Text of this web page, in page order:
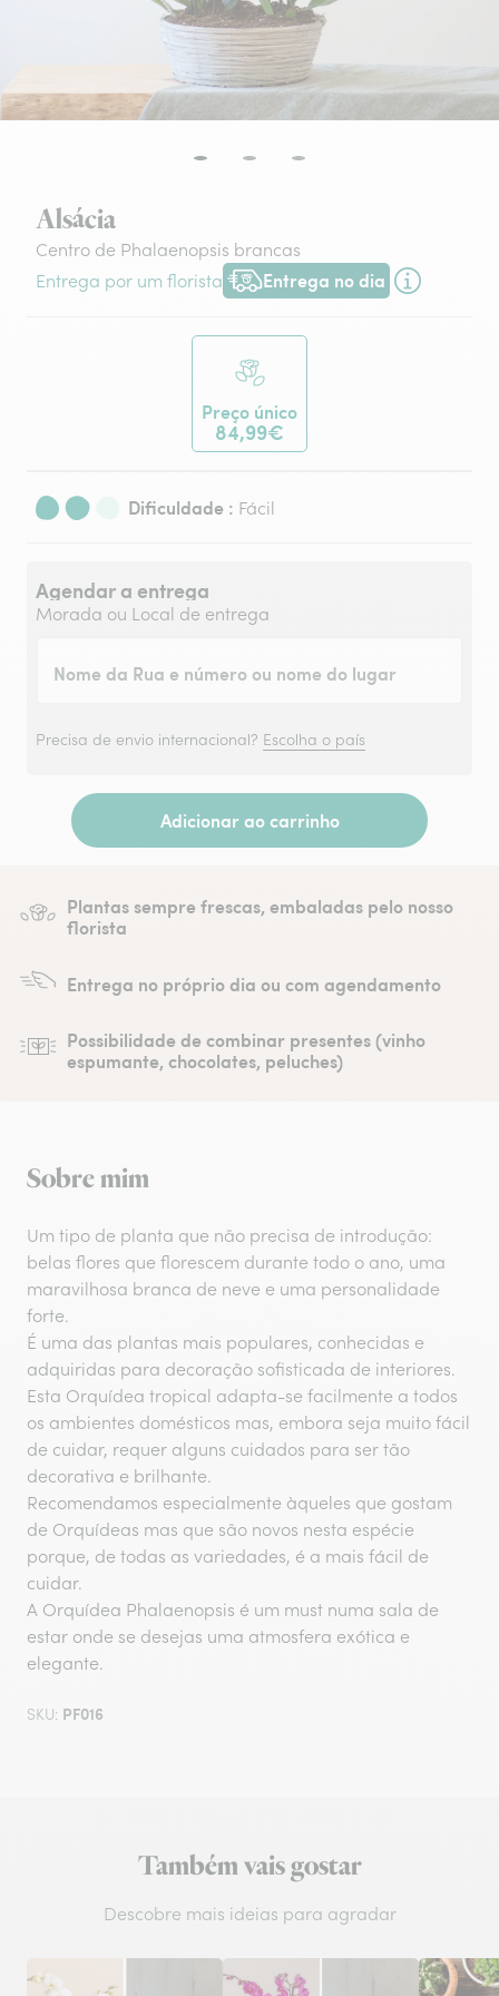
Alsácia
Centro de Phalaenopsis brancas
Entrega por um florista
Entrega no dia
Entrega hoje ou na data à tua
Preço único
84,99€
Dificuldade : Fácil
Agendar a entrega
Morada ou Local de entrega
Nome da Rua e número ou nome do lugar
Precisa de envio internacional? Escolha o país
Adicionar ao carrinho
Plantas sempre frescas, embaladas pelo nosso
florista
Entrega no próprio dia ou com agendamento
Possibilidade de combinar presentes (vinho
espumante, chocolates, peluches)
Sobre mim
Um tipo de planta que não precisa de introdução:
belas flores que florescem durante todo o ano, uma
maravilhosa branca de neve e uma personalidade
forte.
É uma das plantas mais populares, conhecidas e
adquiridas para decoração sofisticada de interiores.
Esta Orquídea tropical adapta-se facilmente a todos
os ambientes domésticos mas, embora seja muito fácil
de cuidar, requer alguns cuidados para ser tão
decorativa e brilhante.
Recomendamos especialmente àqueles que gostam
de Orquídeas mas que são novos nesta espécie
porque, de todas as variedades, é a mais fácil de
cuidar.
A Orquídea Phalaenopsis é um must numa sala de
estar onde se desejas uma atmosfera exótica e
elegante.
SKU: PF016
Também vais gostar
Descobre mais ideias para agradar